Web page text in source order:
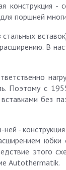
конструкция
поршней
В
Поэтому с
без
-
этого
Autothermatik.